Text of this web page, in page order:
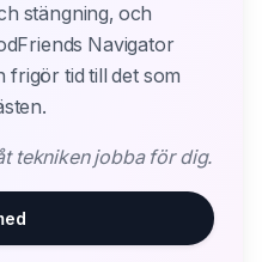
stängning, och
Navigator
frigör tid till det som
tekniken jobba för dig.